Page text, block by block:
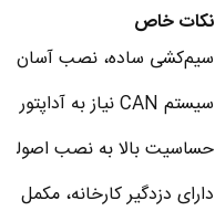
نکات خاص
سیم‌کشی ساده، نصب آسان
سیستم CAN نیاز به آداپتور مخصوص
حساسیت بالا به نصب اصولی
دارای دزدگیر کارخانه، مکمل